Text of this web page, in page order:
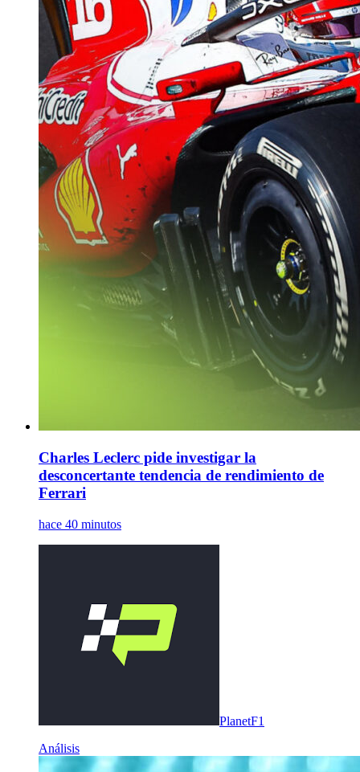
Charles Leclerc pide investigar la
desconcertante tendencia de rendimiento de
Ferrari
hace 40 minutos
PlanetF1
Análisis